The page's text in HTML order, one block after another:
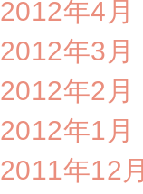
2012年4月
2012年3月
2012年2月
2012年1月
2011年12月